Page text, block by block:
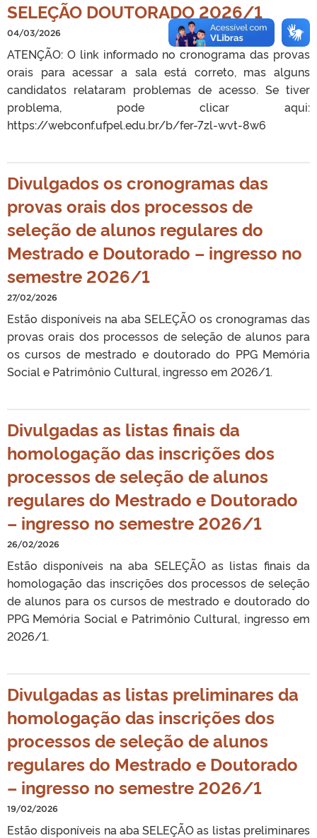
SELEÇÃO DOUTORADO 2026/1
04/03/2026
ATENÇÃO: O link informado no cronograma das provas
orais para acessar a sala está correto, mas alguns
candidatos relataram problemas de acesso. Se tiver
problema, pode clicar aqui:
https://webconf.ufpel.edu.br/b/fer-7zl-wvt-8w6
Divulgados os cronogramas das
provas orais dos processos de
seleção de alunos regulares do
Mestrado e Doutorado – ingresso no
semestre 2026/1
27/02/2026
Estão disponíveis na aba SELEÇÃO os cronogramas das
provas orais dos processos de seleção de alunos para
os cursos de mestrado e doutorado do PPG Memória
Social e Patrimônio Cultural, ingresso em 2026/1.
Divulgadas as listas finais da
homologação das inscrições dos
processos de seleção de alunos
regulares do Mestrado e Doutorado
– ingresso no semestre 2026/1
26/02/2026
Estão disponíveis na aba SELEÇÃO as listas finais da
homologação das inscrições dos processos de seleção
de alunos para os cursos de mestrado e doutorado do
PPG Memória Social e Patrimônio Cultural, ingresso em
2026/1.
Divulgadas as listas preliminares da
homologação das inscrições dos
processos de seleção de alunos
regulares do Mestrado e Doutorado
– ingresso no semestre 2026/1
19/02/2026
Estão disponíveis na aba SELEÇÃO as listas preliminares